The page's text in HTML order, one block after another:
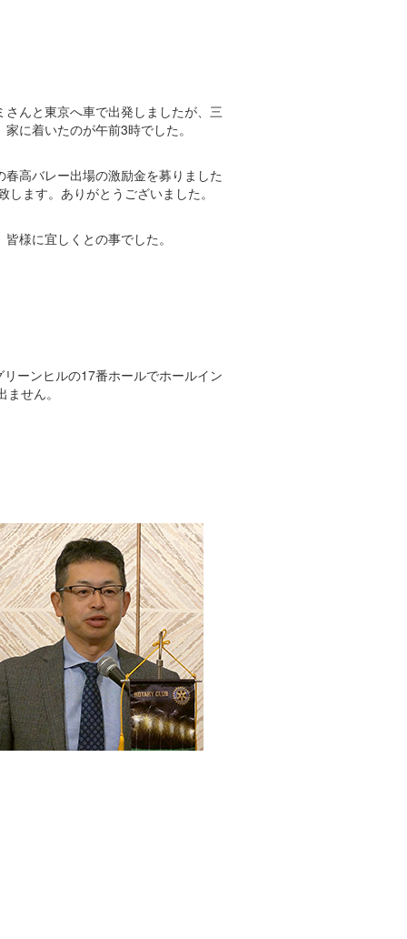
んと東京へ車で出発しましたが、三
に着いたのが午前3時でした。
高バレー出場の激励金を募りました
ます。ありがとうございました。
様に宜しくとの事でした。
ーンヒルの17番ホールでホールイン
せん。